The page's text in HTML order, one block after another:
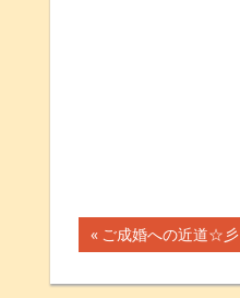
投
前
記
ご成婚への近道☆彡